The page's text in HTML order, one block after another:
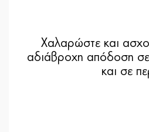
Χαλαρώστε και
αδιάβροχη απόδοση
και σε